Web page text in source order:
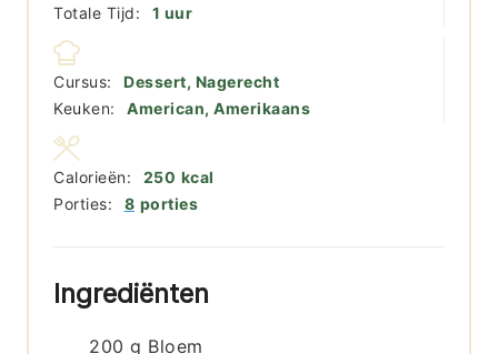
Totale Tijd:
1 uur
uur
Cursus:
Dessert, Nagerecht
Keuken:
American, Amerikaans
Porties: 8 porties
Calorieën: 250 kcal
Ingrediënten
200 g Bloem